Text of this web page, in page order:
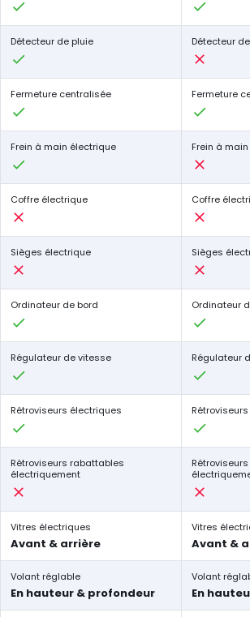
Détecteur de pluie Détecteur
Fermeture centralisée Fermeture
Frein à main électrique Frein à
Coffre électrique Coffre
Sièges électrique Sièges
Ordinateur de bord Ordinateur
Régulateur de vitesse Régulateur
Rétroviseurs électriques
Rétroviseurs rabattables
électriquement
Vitres électriques
Avant & arrière
Vitres
Avant &
Volant réglable
En hauteur & profondeur
Volant
En